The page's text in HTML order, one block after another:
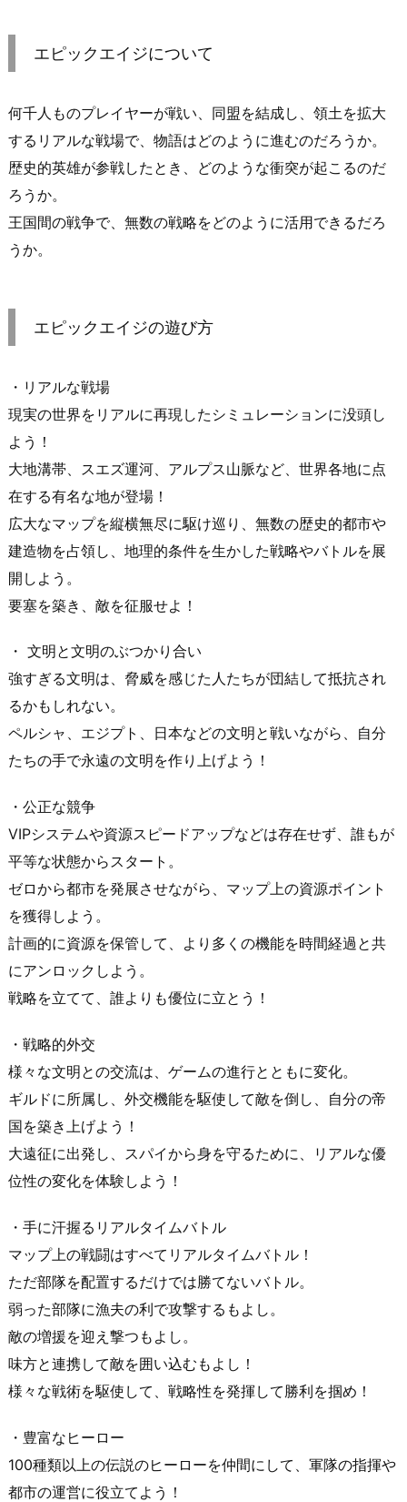
エピックエイジについて
何千人ものプレイヤーが戦い、同盟を結成し、領土を拡大
するリアルな戦場で、物語はどのように進むのだろうか。
歴史的英雄が参戦したとき、どのような衝突が起こるのだ
ろうか。
王国間の戦争で、無数の戦略をどのように活用できるだろ
うか。
エピックエイジの遊び方
・リアルな戦場
現実の世界をリアルに再現したシミュレーションに没頭し
よう！
大地溝帯、スエズ運河、アルプス山脈など、世界各地に点
在する有名な地が登場！
広大なマップを縦横無尽に駆け巡り、無数の歴史的都市や
建造物を占領し、地理的条件を生かした戦略やバトルを展
開しよう。
要塞を築き、敵を征服せよ！
・ 文明と文明のぶつかり合い
強すぎる文明は、脅威を感じた人たちが団結して抵抗され
るかもしれない。
ペルシャ、エジプト、日本などの文明と戦いながら、自分
たちの手で永遠の文明を作り上げよう！
・公正な競争
VIPシステムや資源スピードアップなどは存在せず、誰もが
平等な状態からスタート。
ゼロから都市を発展させながら、マップ上の資源ポイント
を獲得しよう。
計画的に資源を保管して、より多くの機能を時間経過と共
にアンロックしよう。
戦略を立てて、誰よりも優位に立とう！
・戦略的外交
様々な文明との交流は、ゲームの進行とともに変化。
ギルドに所属し、外交機能を駆使して敵を倒し、自分の帝
国を築き上げよう！
大遠征に出発し、スパイから身を守るために、リアルな優
位性の変化を体験しよう！
・手に汗握るリアルタイムバトル
マップ上の戦闘はすべてリアルタイムバトル！
ただ部隊を配置するだけでは勝てないバトル。
弱った部隊に漁夫の利で攻撃するもよし。
敵の増援を迎え撃つもよし。
味方と連携して敵を囲い込むもよし！
様々な戦術を駆使して、戦略性を発揮して勝利を掴め！
・豊富なヒーロー
100種類以上の伝説のヒーローを仲間にして、軍隊の指揮や
都市の運営に役立てよう！